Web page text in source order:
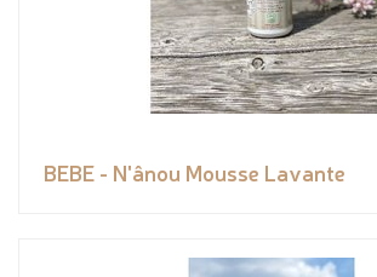
BEBE - N'ânou Mousse Lavante